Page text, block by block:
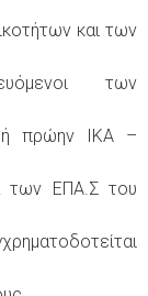
και των
των
ή πρώην ΙΚΑ –
των ΕΠΑ.Σ του